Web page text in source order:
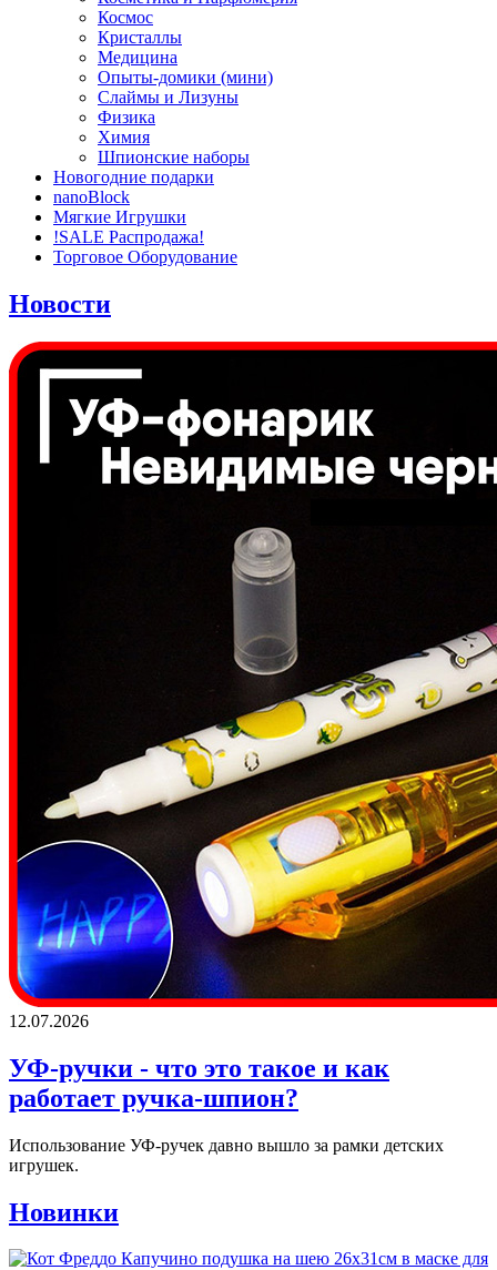
Космос
Кристаллы
Медицина
Опыты-домики (мини)
Слаймы и Лизуны
Физика
Химия
Шпионские наборы
Новогодние подарки
nanoBlock
Мягкие Игрушки
!SALE Распродажа!
Торговое Оборудование
Новости
12.07.2026
УФ-ручки - что это такое и как
работает ручка-шпион?
Использование УФ-ручек давно вышло за рамки детских
игрушек.
Новинки